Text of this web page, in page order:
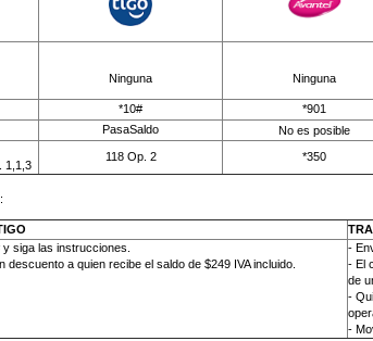
Ninguna Ninguna
*10# *901
PasaSaldo No es posible
1,1,3
118 Op. 2 *350
siga las instrucciones.
descuento a quien recibe el saldo de $249 IVA incluido.
-
- El
de
-
-